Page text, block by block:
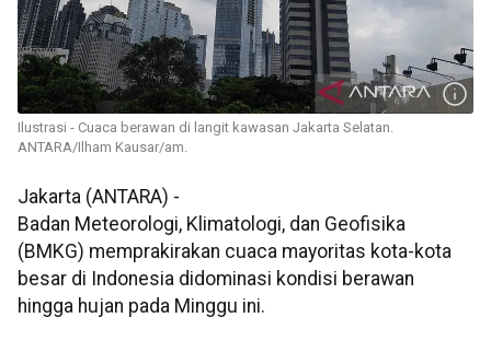
Ilustrasi - Cuaca berawan di langit kawasan Jakarta Selatan.
ANTARA/Ilham Kausar/am.
Jakarta (ANTARA) -
Badan Meteorologi, Klimatologi, dan Geofisika
(BMKG) memprakirakan cuaca mayoritas kota-kota
besar di Indonesia didominasi kondisi berawan
hingga hujan pada Minggu ini.